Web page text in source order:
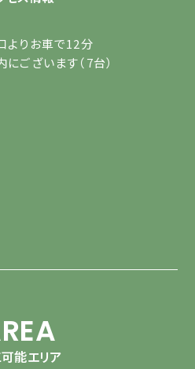
よりお車で12分
ございます（7台）
能エリア